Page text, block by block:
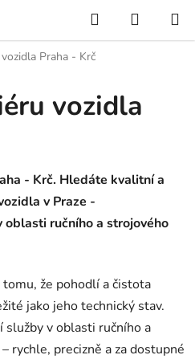
Hledat
KOŠÍK
Praha - Krč
vozidla
- Krč. Hledáte kvalitní a
v Praze -
oblasti ručního a strojového
že pohodlí a čistota
jako jeho technický stav.
služby v oblasti ručního a
rychle, precizně a za dostupné